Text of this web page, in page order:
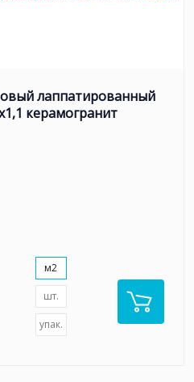
лаппатированный
керамогранит
м2
шт.
упак.